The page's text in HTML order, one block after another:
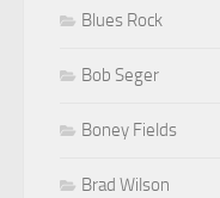
Blues Rock
Bob Seger
Boney Fields
Brad Wilson